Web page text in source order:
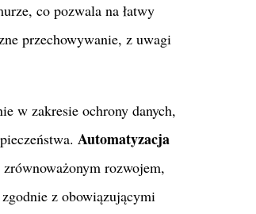
co pozwala na łatwy
przechowywanie, z uwagi
w zakresie ochrony danych,
Automatyzacja
rozwojem,
z obowiązującymi